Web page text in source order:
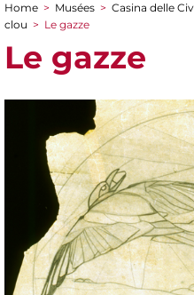
You are here
Home > Musées > Casina delle
clou > Le gazze
Le gazze